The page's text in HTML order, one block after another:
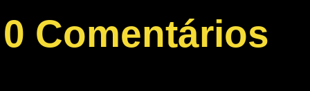
0 Comentários